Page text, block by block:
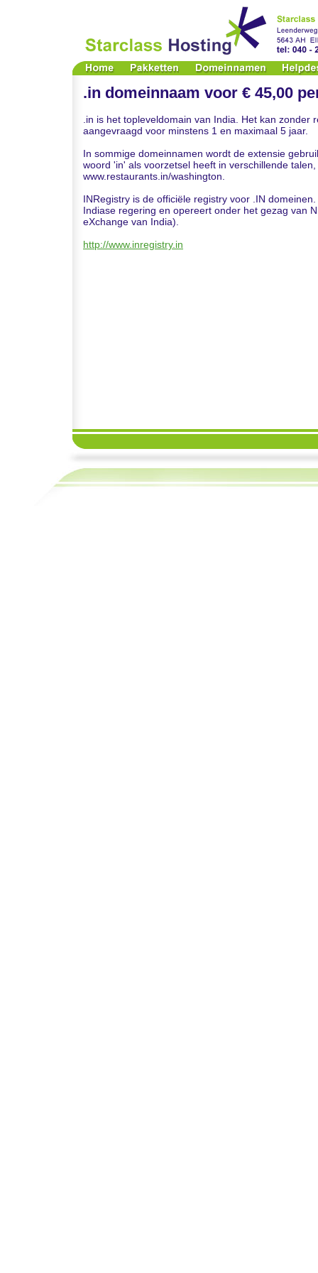
.in domeinnaam voor € 45,00
.in is het topleveldomain van India. Het kan zonder
aangevraagd voor minstens 1 en maximaal 5 jaar.
In sommige domeinnamen wordt de extensie
woord 'in' als voorzetsel heeft in verschillende talen,
www.restaurants.in/washington.
INRegistry is de officiële registry voor .IN
Indiase regering en opereert onder het gezag van
eXchange van India).
http://www.inregistry.in